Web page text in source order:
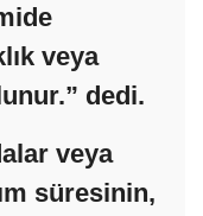
veya
dedi.
veya
süresinin,